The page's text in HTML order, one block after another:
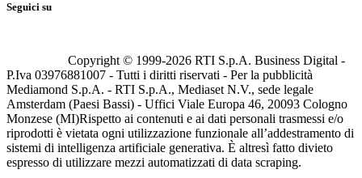
Seguici su
Copyright © 1999-2026 RTI S.p.A. Business Digital -
P.Iva 03976881007 - Tutti i diritti riservati - Per la pubblicità
Mediamond S.p.A. - RTI S.p.A., Mediaset N.V., sede legale
Amsterdam (Paesi Bassi) - Uffici Viale Europa 46, 20093 Cologno
Monzese (MI)Rispetto ai contenuti e ai dati personali trasmessi e/o
riprodotti è vietata ogni utilizzazione funzionale all’addestramento di
sistemi di intelligenza artificiale generativa. È altresì fatto divieto
espresso di utilizzare mezzi automatizzati di data scraping.